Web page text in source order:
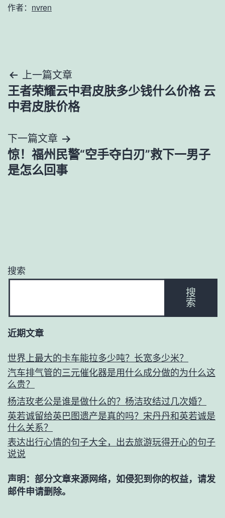
作者： nvren
文
章
航
上一篇文章
王者荣耀云中君皮肤多少钱什么价格 云
中君皮肤价格
下一篇文章
惊！福州民警“空手夺白刃”救下一男子
是怎么回事
搜索
搜
索
近期文章
世界上最大的卡车能拉多少吨？长宽多少米？
汽车排气管的三元催化器是用什么成分做的为什么这
么贵？
杨洁玫老公是谁是做什么的？杨洁玫结过几次婚？
英若诚留给英巴图遗产是真的吗？宋丹丹和英若诚是
什么关系？
表达出行心情的句子大全，出去旅游玩得开心的句子
说说
声明：部分文章来源网络，如侵犯到你的权益，请发
邮件申请删除。